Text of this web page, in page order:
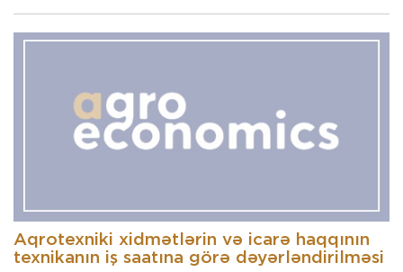
Aqrotexniki xidmətlərin və icarə haqqının
texnikanın iş saatına görə dəyərləndirilməsi